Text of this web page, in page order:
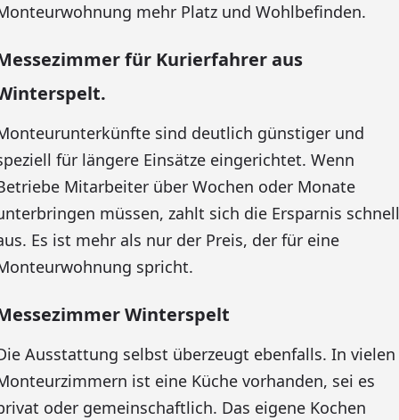
mehr Platz und Wohlbefinden.
für Kurierfahrer aus
sind deutlich günstiger und
für längere Einsätze eingerichtet. Wenn
Mitarbeiter über Wochen oder Monate
müssen, zahlt sich die Ersparnis schnell
Es ist mehr als nur der Preis, der für eine
spricht.
Winterspelt
Ausstattung selbst überzeugt ebenfalls. In vielen
ist eine Küche vorhanden, sei es
oder gemeinschaftlich. Das eigene Kochen